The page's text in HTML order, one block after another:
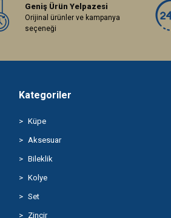
Geniş Ürün Yelpazesi
Orijinal ürünler ve kampanya
seçeneği
Kategoriler
Küpe
Aksesuar
Bileklik
Kolye
Set
Zincir